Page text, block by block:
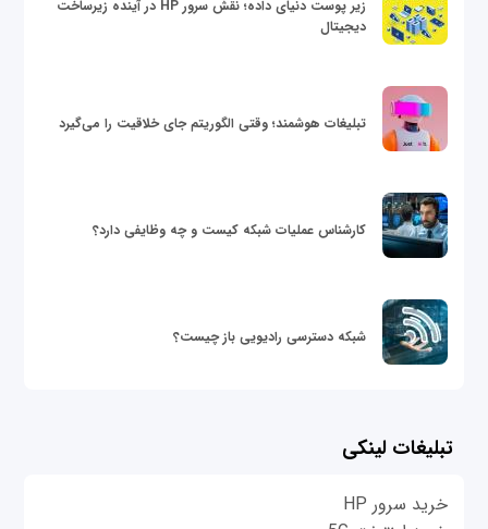
زیر پوست دنیای داده؛ نقش سرور HP در آینده زیرساخت
دیجیتال
تبلیغات هوشمند؛ وقتی الگوریتم جای خلاقیت را می‌گیرد
کارشناس عملیات شبکه کیست و چه وظایفی دارد؟
شبکه دسترسی رادیویی باز چیست؟
تبلیغات لینکی
خرید سرور HP